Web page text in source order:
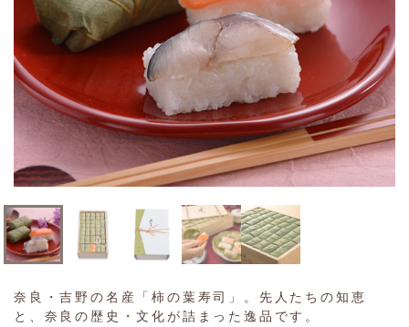
奈良・吉野の名産「柿の葉寿司」。先人たちの知恵
と、奈良の歴史・文化が詰まった逸品です。